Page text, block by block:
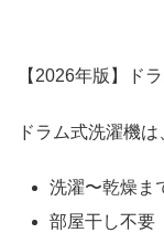
【2026年版】ド
ドラム式洗濯機は
洗濯〜乾燥ま
部屋干し不要